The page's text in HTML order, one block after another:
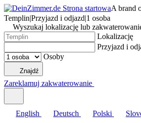
A brand
Templin|Przyjazd i odjazd|1 osoba
Wyszukaj lokalizację lub
Lokalizację
Przyjazd i
Osoby
Znajdź
Zareklamuj zakwaterowanie
English Deutsch Polski